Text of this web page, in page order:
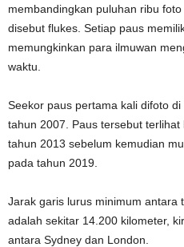
membandingkan puluhan ribu
disebut flukes. Setiap paus
memungkinkan para ilmuwan
waktu.
Seekor paus pertama kali difoto
tahun 2007. Paus tersebut
tahun 2013 sebelum kemudian
pada tahun 2019.
Jarak garis lurus minimum antara
adalah sekitar 14.200 kilometer,
antara Sydney dan London.